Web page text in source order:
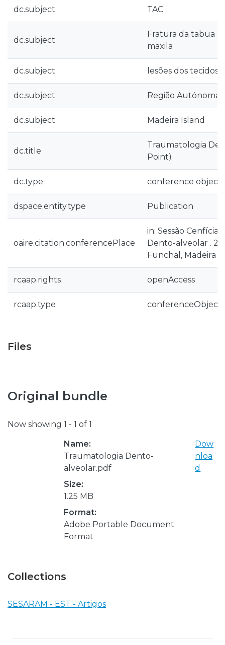
dc.subject TAC
dc.subject
Fratura da tabua
maxila
dc.subject lesões dos tecidos
dc.subject Região Autónoma
dc.subject Madeira Island
dc.title
Traumatologia
Point)
dc.type conference object
dspace.entity.type Publication
oaire.citation.conferencePlace
in: Sessão
Dento-alveolar .
Funchal, Madeira
rcaap.rights openAccess
rcaap.type conferenceObject
Files
Original bundle
Now showing 1 - 1 of 1
Name:
Traumatologia Dento-
alveolar.pdf
Size:
1.25 MB
Format:
Adobe Portable Document
Format
Dow
nloa
d
Collections
SESARAM - EST - Artigos